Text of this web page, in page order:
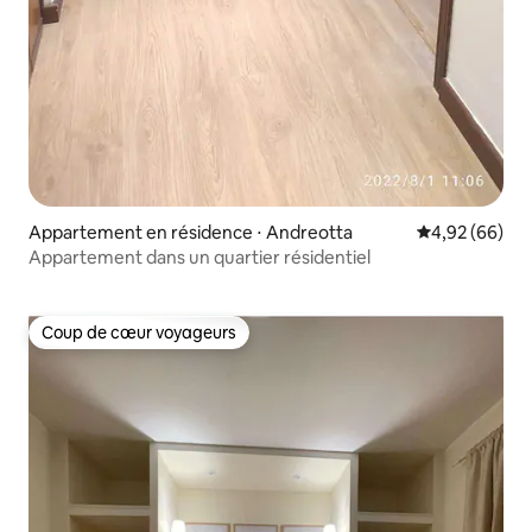
Appartement en résidence ⋅ Andreotta Évaluation
4,92 (66)
Appartement dans un quartier résidentiel
Coup de cœur voyageurs
Coup de cœur voyageurs